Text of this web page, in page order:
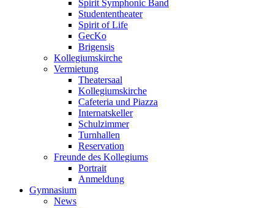
Spirit Symphonic Band
Studententheater
Spirit of Life
GecKo
Brigensis
Kollegiumskirche
Vermietung
Theatersaal
Kollegiumskirche
Cafeteria und Piazza
Internatskeller
Schulzimmer
Turnhallen
Reservation
Freunde des Kollegiums
Portrait
Anmeldung
Gymnasium
News